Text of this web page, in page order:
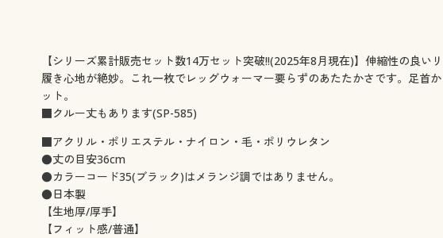
【シリーズ累計販売セット数14万セット突破!!(2025年8月現在)】伸縮性の良
履き心地が絶妙。これ一枚でレッグウォーマー要らずのあたたかさです。足首
ット。
■クルー丈もあります(SP-585)
■アクリル・ポリエステル・ナイロン・毛・ポリウレタン
●丈の目安36cm
●カラーコード35(ブラック)はメランジ調ではありません。
●日本製
【生地厚/厚手】
【フィット感/普通】